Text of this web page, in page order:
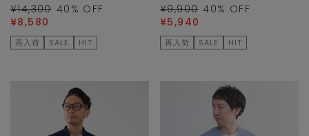
¥14,300 40 % OFF
¥8,580
再入荷 SALE HIT
¥9,900 40% OFF
¥5,940
再入荷 SALE HIT